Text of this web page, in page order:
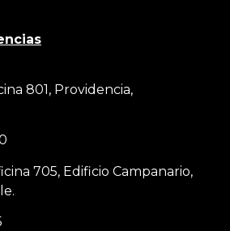
801, Providencia,
705, Edificio Campanario,